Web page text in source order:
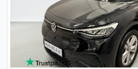
alufælge
anhængertræk